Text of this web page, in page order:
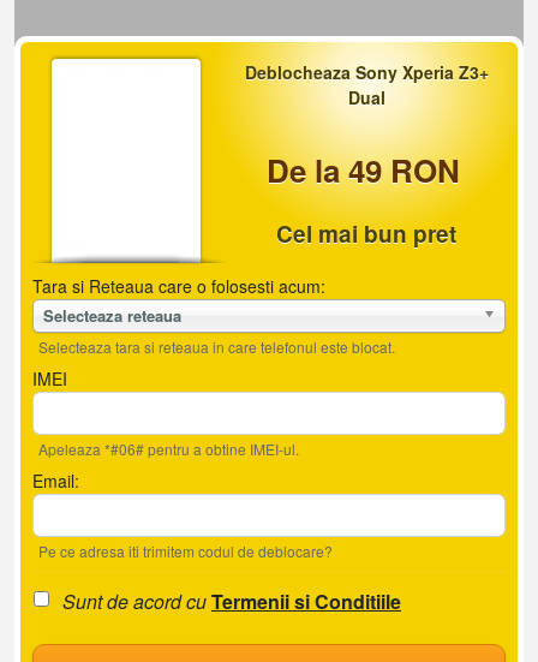
Deblocheaza Sony Xperia Z3+
Dual
De la 49 RON
Cel mai bun pret
Tara si Reteaua care o folosesti acum:
Selecteaza reteaua
Selecteaza tara si reteaua in care telefonul este blocat.
IMEI
Apeleaza *#06# pentru a obtine IMEI-ul.
Email:
Pe ce adresa iti trimitem codul de deblocare?
Sunt de acord cuTermenii si Conditiile